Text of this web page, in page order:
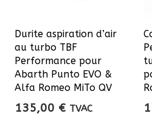
Durite aspiration d’air
au turbo TBF
Performance pour
Abarth Punto EVO &
Alfa Romeo MiTo QV
135,00 € TVAC